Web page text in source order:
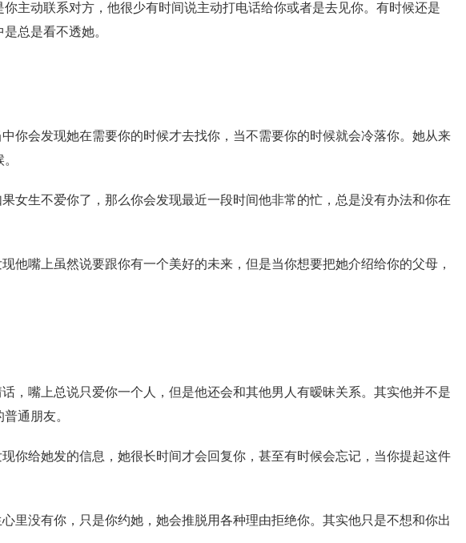
主动联系对方，他很少有时间说主动打电话给你或者是去见你。有时候还是
总是看不透她。
会发现她在需要你的时候才去找你，当不需要你的时候就会冷落你。她从来
生不爱你了，那么你会发现最近一段时间他非常的忙，总是没有办法和你在
嘴上虽然说要跟你有一个美好的未来，但是当你想要把她介绍给你的父母，
嘴上总说只爱你一个人，但是他还会和其他男人有暧昧关系。其实他并不是
通朋友。
给她发的信息，她很长时间才会回复你，甚至有时候会忘记，当你提起这件
没有你，只是你约她，她会推脱用各种理由拒绝你。其实他只是不想和你出